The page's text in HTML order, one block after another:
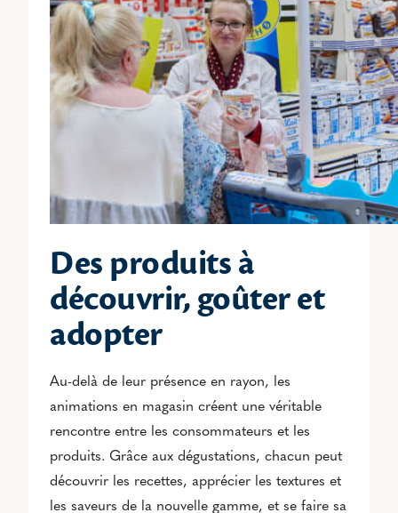
Des produits à
découvrir, goûter et
adopter
Au-delà de leur présence en rayon, les
animations en magasin créent une véritable
rencontre entre les consommateurs et les
produits. Grâce aux dégustations, chacun peut
découvrir les recettes, apprécier les textures et
les saveurs de la nouvelle gamme, et se faire sa